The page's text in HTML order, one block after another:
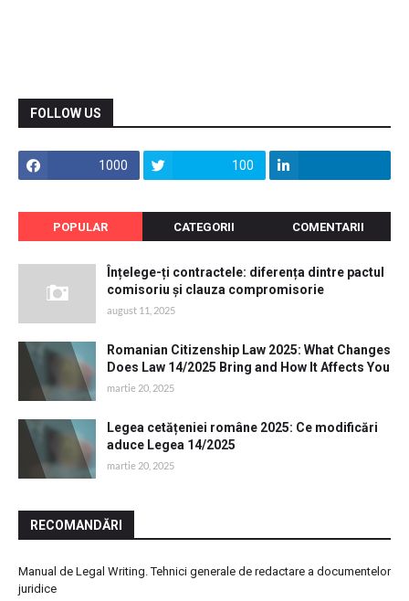
FOLLOW US
1000 100
POPULAR CATEGORII COMENTARII
Înțelege-ți contractele: diferența dintre pactul
comisoriu și clauza compromisorie
august 11, 2025
Romanian Citizenship Law 2025: What Changes
Does Law 14/2025 Bring and How It Affects You
martie 20, 2025
Legea cetățeniei române 2025: Ce modificări
aduce Legea 14/2025
martie 20, 2025
RECOMANDĂRI
Manual de Legal Writing. Tehnici generale de redactare a documentelor
juridice